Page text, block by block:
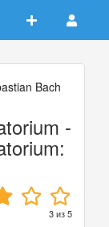
Bach
-
3из5